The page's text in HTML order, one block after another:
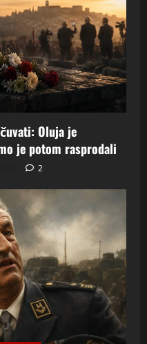
Oluja je
je potom rasprodali
2